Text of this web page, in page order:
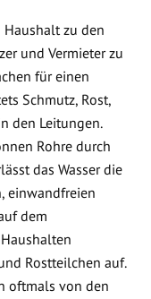
zu den
und Vermieter zu
für einen
Schmutz, Rost,
den Leitungen.
Rohre durch
das Wasser die
einwandfreien
dem
Rostteilchen auf.
oftmals von den